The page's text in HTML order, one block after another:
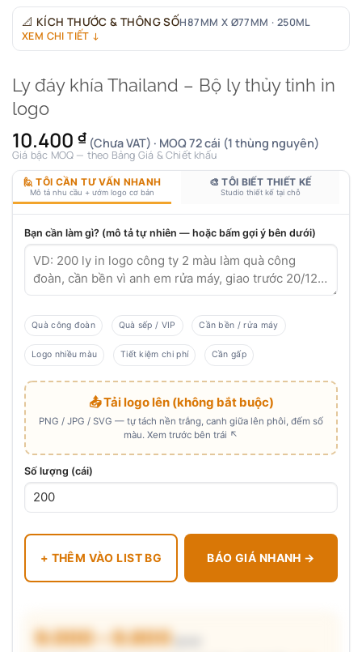
📐 KÍCH THƯỚC & THÔNG SỐH87MM X Ø77MM · 250ML
XEM CHI TIẾT ↓
Ly đáy khía Thailand – Bộ ly thủy tinh in
logo
10.400 ₫ (Chưa VAT) · MOQ 72 cái (1 thùng nguyên)
Giá bậc MOQ — theo Bảng Giá & Chiết khấu
🙋 TÔI CẦN TƯ VẤN NHANH
Mô tả nhu cầu + ướm logo cơ bản
🎨 TÔI BIẾT THIẾT KẾ
Studio thiết kế tại chỗ
Bạn cần làm gì? (mô tả tự nhiên — hoặc bấm gợi ý bên dưới)
Quà công đoàn Quà sếp / VIP Cần bền / rửa máy
Logo nhiều màu Tiết kiệm chi phí Cần gấp
📤 Tải logo lên (không bắt buộc)
PNG / JPG / SVG — tự tách nền trắng, canh giữa lên phôi, đếm số
màu. Xem trước bên trái ↖
Số lượng (cái)
+ THÊM VÀO LIST BG BÁO GIÁ NHANH →
9.000 – 9.800